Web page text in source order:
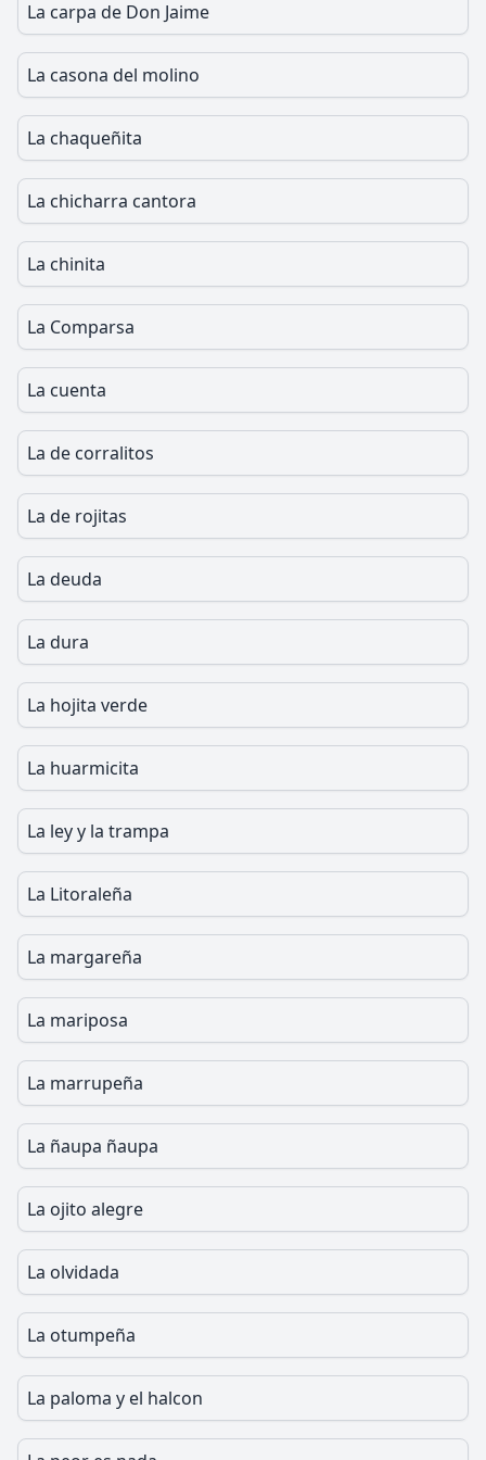
La carpa de Don Jaime
La casona del molino
La chaqueñita
La chicharra cantora
La chinita
La Comparsa
La cuenta
La de corralitos
La de rojitas
La deuda
La dura
La hojita verde
La huarmicita
La ley y la trampa
La Litoraleña
La margareña
La mariposa
La marrupeña
La ñaupa ñaupa
La ojito alegre
La olvidada
La otumpeña
La paloma y el halcon